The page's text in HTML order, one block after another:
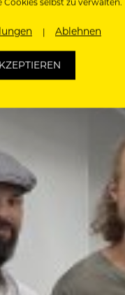
Wagram im
Ablehnen